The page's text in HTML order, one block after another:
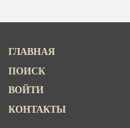
ГЛАВНАЯ
ПОИСК
ВОЙТИ
КОНТАКТЫ